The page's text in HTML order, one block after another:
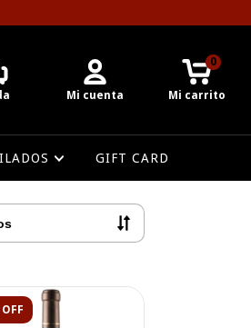
Mi cuenta Mi carrito
0
GIFT CARD